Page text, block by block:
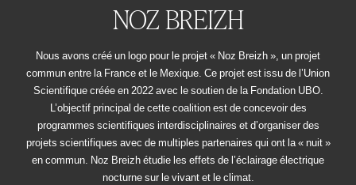
NOZ BREIZH
Nous avons créé un logo pour le projet « Noz Breizh », un projet
commun entre la France et le Mexique. Ce projet est issu de l’Union
Scientifique créée en 2022 avec le soutien de la Fondation UBO.
L’objectif principal de cette coalition est de concevoir des
programmes scientifiques interdisciplinaires et d’organiser des
projets scientifiques avec de multiples partenaires qui ont la « nuit »
en commun. Noz Breizh étudie les effets de l’éclairage électrique
nocturne sur le vivant et le climat.